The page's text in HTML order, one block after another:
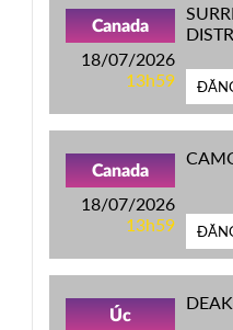
Canada
18/07/2026
13h59
Canada
18/07/2026
13h59
Úc